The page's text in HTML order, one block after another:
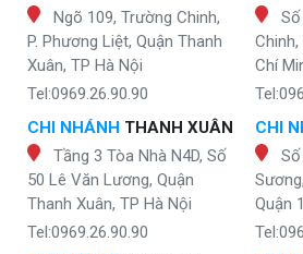
Ngõ 109, Trường Chinh,
P. Phương Liệt, Quận Thanh
Xuân, TP Hà Nội
Tel:0969.26.90.90
CHI NHÁNH THANH XUÂN
Tầng 3 Tòa Nhà N4D, Số
50 Lê Văn Lương, Quận
Thanh Xuân, TP Hà Nội
Tel:0969.26.90.90
Chí
CHI
Quận